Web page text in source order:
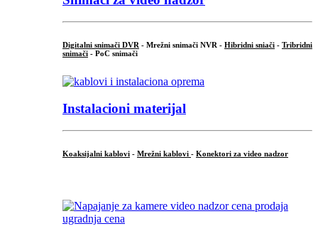
Digitalni snimači DVR - Mrežni snimači NVR - Hibridni sniači - Tribridni
snimači - PoC snimači
Instalacioni materijal
Koaksijalni kablovi - Mrežni kablovi - Konektori za video nadzor